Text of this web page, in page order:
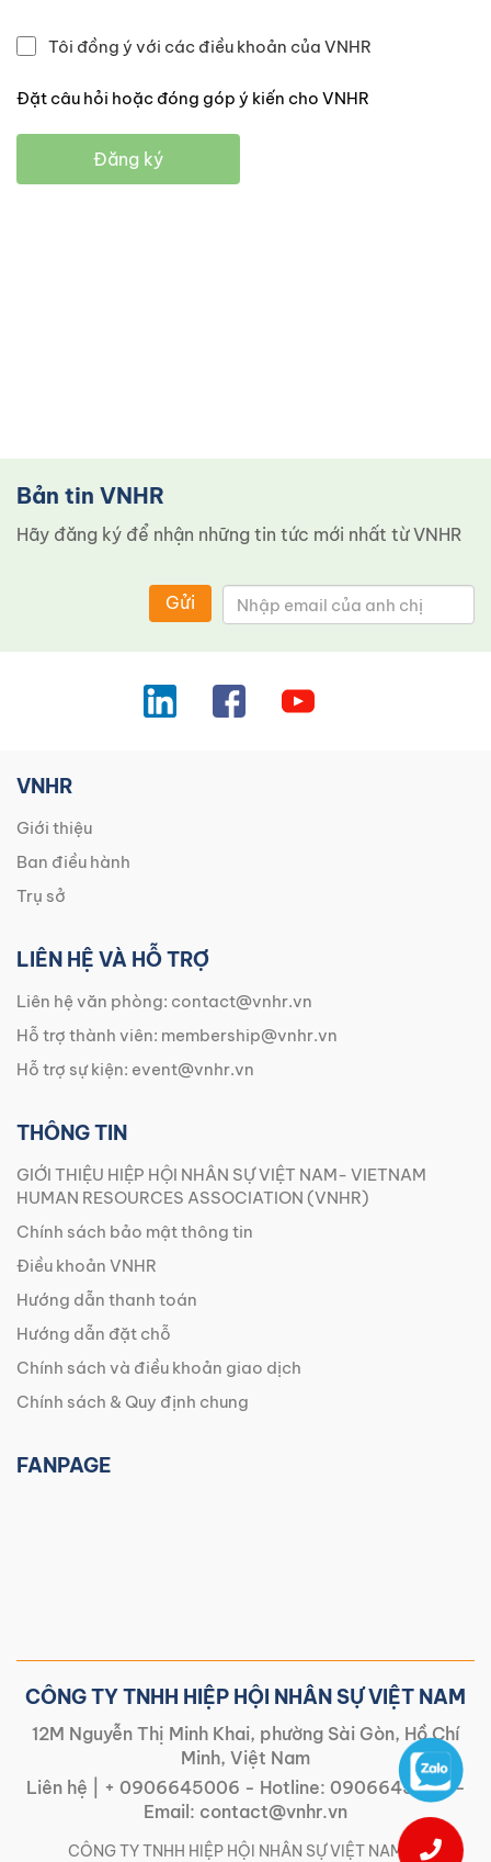
Tôi đồng ý với các điều khoản của VNHR
Đặt câu hỏi hoặc đóng góp ý kiến cho VNHR
Đăng ký
Bản tin VNHR
Hãy đăng ký để nhận những tin tức mới nhất từ ​​VNHR
Gửi
VNHR
Giới thiệu
Ban điều hành
Trụ sở
LIÊN HỆ VÀ HỖ TRỢ
Liên hệ văn phòng: contact@vnhr.vn
Hỗ trợ thành viên: membership@vnhr.vn
Hỗ trợ sự kiện: event@vnhr.vn
THÔNG TIN
GIỚI THIỆU HIỆP HỘI NHÂN SỰ VIỆT NAM- VIETNAM
HUMAN RESOURCES ASSOCIATION (VNHR)
Chính sách bảo mật thông tin
Điều khoản VNHR
Hướng dẫn thanh toán
Hướng dẫn đặt chỗ
Chính sách và điều khoản giao dịch
Chính sách & Quy định chung
FANPAGE
CÔNG TY TNHH HIỆP HỘI NHÂN SỰ VIỆT NAM
12M Nguyễn Thị Minh Khai, phường Sài Gòn, Hồ Chí
Minh, Việt Nam
Liên hệ |
+ 0906645006 - Hotline: 0906645006-
Email: contact@vnhr.vn
CÔNG TY TNHH HIỆP HỘI NHÂN SỰ VIỆT NAM | |